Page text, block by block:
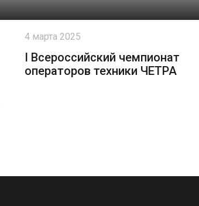
4 марта 2025
I Всероссийский чемпионат
операторов техники ЧЕТРА